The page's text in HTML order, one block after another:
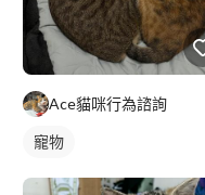
Ace貓咪行為諮詢
寵物